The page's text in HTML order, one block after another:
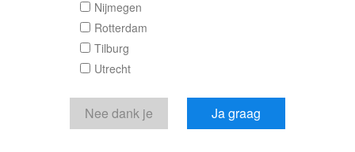
Verstuur je bericht
Door een bericht te sturen kom je in contact met de
aanbieder of makelaar van de woning.
Nijmegen
Rotterdam
Tilburg
Utrecht
Nee dank je Ja graag